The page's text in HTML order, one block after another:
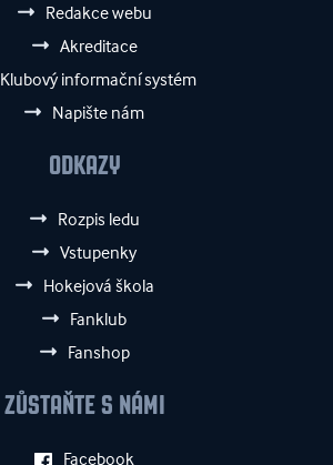
Redakce webu
Akreditace
Klubový informační systém
Napište nám
ODKAZY
Rozpis ledu
Vstupenky
Hokejová škola
Fanklub
Fanshop
ZŮSTAŇTE S NÁMI
Facebook